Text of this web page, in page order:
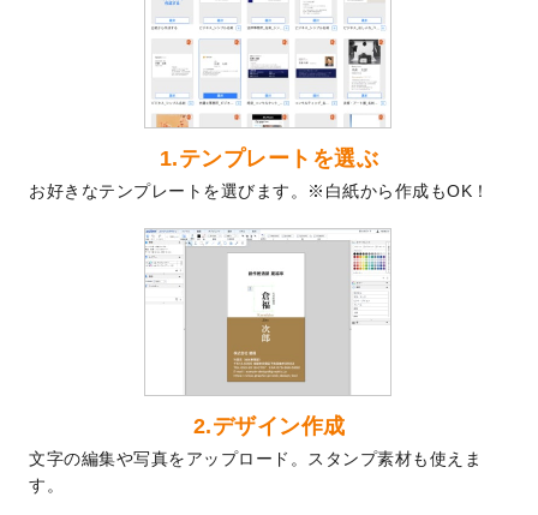
を公開いたしました。
喪中はがきのデザインテンプレート
いたしました。
2025年版1月始まりのカレンダーデザイン
テンプレート
を公開いたしました。
なりました！
プラスチックカードのデザインテンプレー
トを追加しました。
回数券のデザインテンプレート
した。
暑中見舞いのデザインテンプレート
しました。
メッセージカードのデザインテンプレート
を追加しました。
2024/6/14
1.テンプレートを選ぶ
お好きなテンプレートを選びます。※白紙から作成もOK！
2.デザイン作成
文字の編集や写真をアップロード。スタンプ素材も使えま
す。